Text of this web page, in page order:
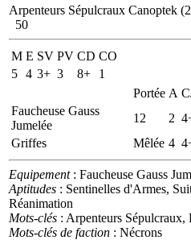
Arpenteurs Sépulcraux Canoptek
50
M E SV PV CD CO
5 4 3+ 3 8+
1
Portée A
Faucheuse Gauss
Jumelée
12 2
Griffes
Mêlée 4
Equipement: Faucheuse Gauss
Aptitudes : Sentinelles d'Armes,
Réanimation
Mots-clés : Arpenteurs Sépulcraux,
Mots-clés de faction : Nécrons